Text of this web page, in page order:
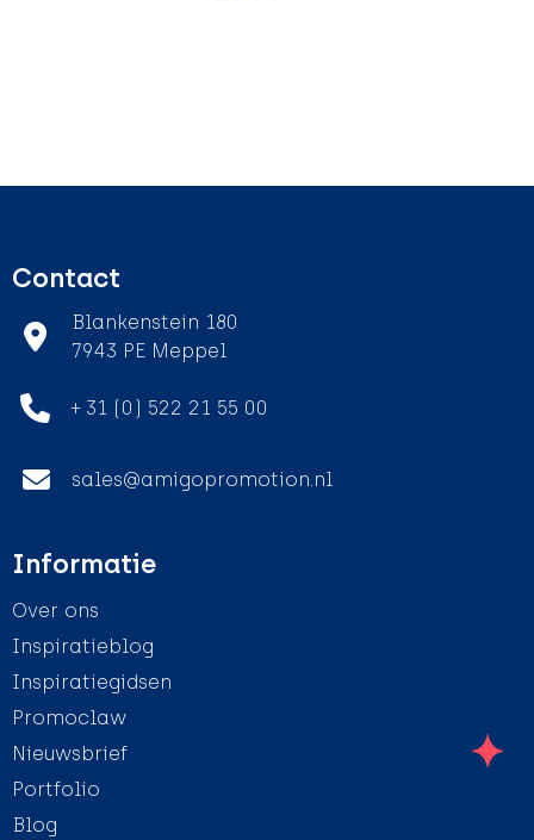
Contact
Blankenstein 180
7943 PE Meppel
+ 31 (0) 522 21 55 00
sales@amigopromotion.nl
Informatie
Over ons
Inspiratieblog
Inspiratiegidsen
Promoclaw
Nieuwsbrief
Portfolio
Blog